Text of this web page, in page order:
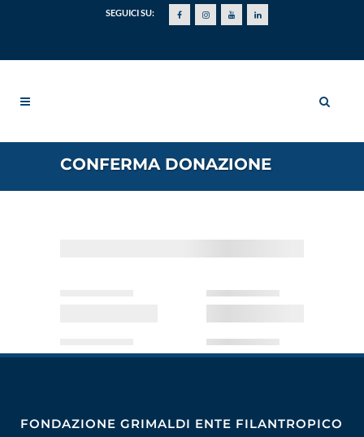
SEGUICI SU:
CONFERMA DONAZIONE
FONDAZIONE GRIMALDI ENTE FILANTROPICO